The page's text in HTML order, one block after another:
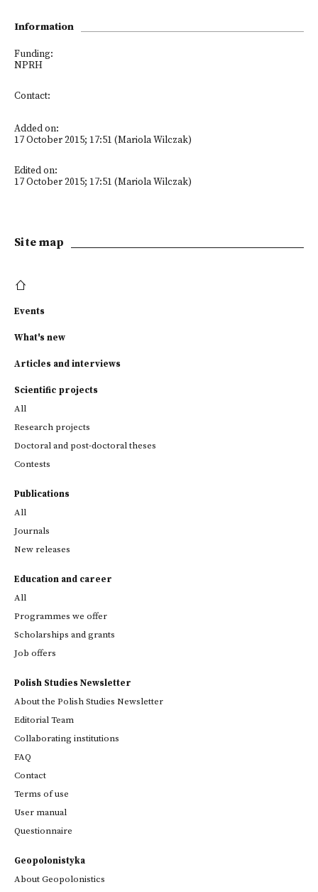
Information
Funding:
NPRH
Contact:
Added on:
17 October 2015; 17:51 (Mariola Wilczak)
Edited on:
17 October 2015; 17:51 (Mariola Wilczak)
Site map
Events
What's new
Articles and interviews
Scientific projects
All
Research projects
Doctoral and post-doctoral theses
Contests
Publications
All
Journals
New releases
Education and career
All
Programmes we offer
Scholarships and grants
Job offers
Polish Studies Newsletter
About the Polish Studies Newsletter
Editorial Team
Collaborating institutions
FAQ
Contact
Terms of use
User manual
Questionnaire
Geopolonistyka
About Geopolonistics